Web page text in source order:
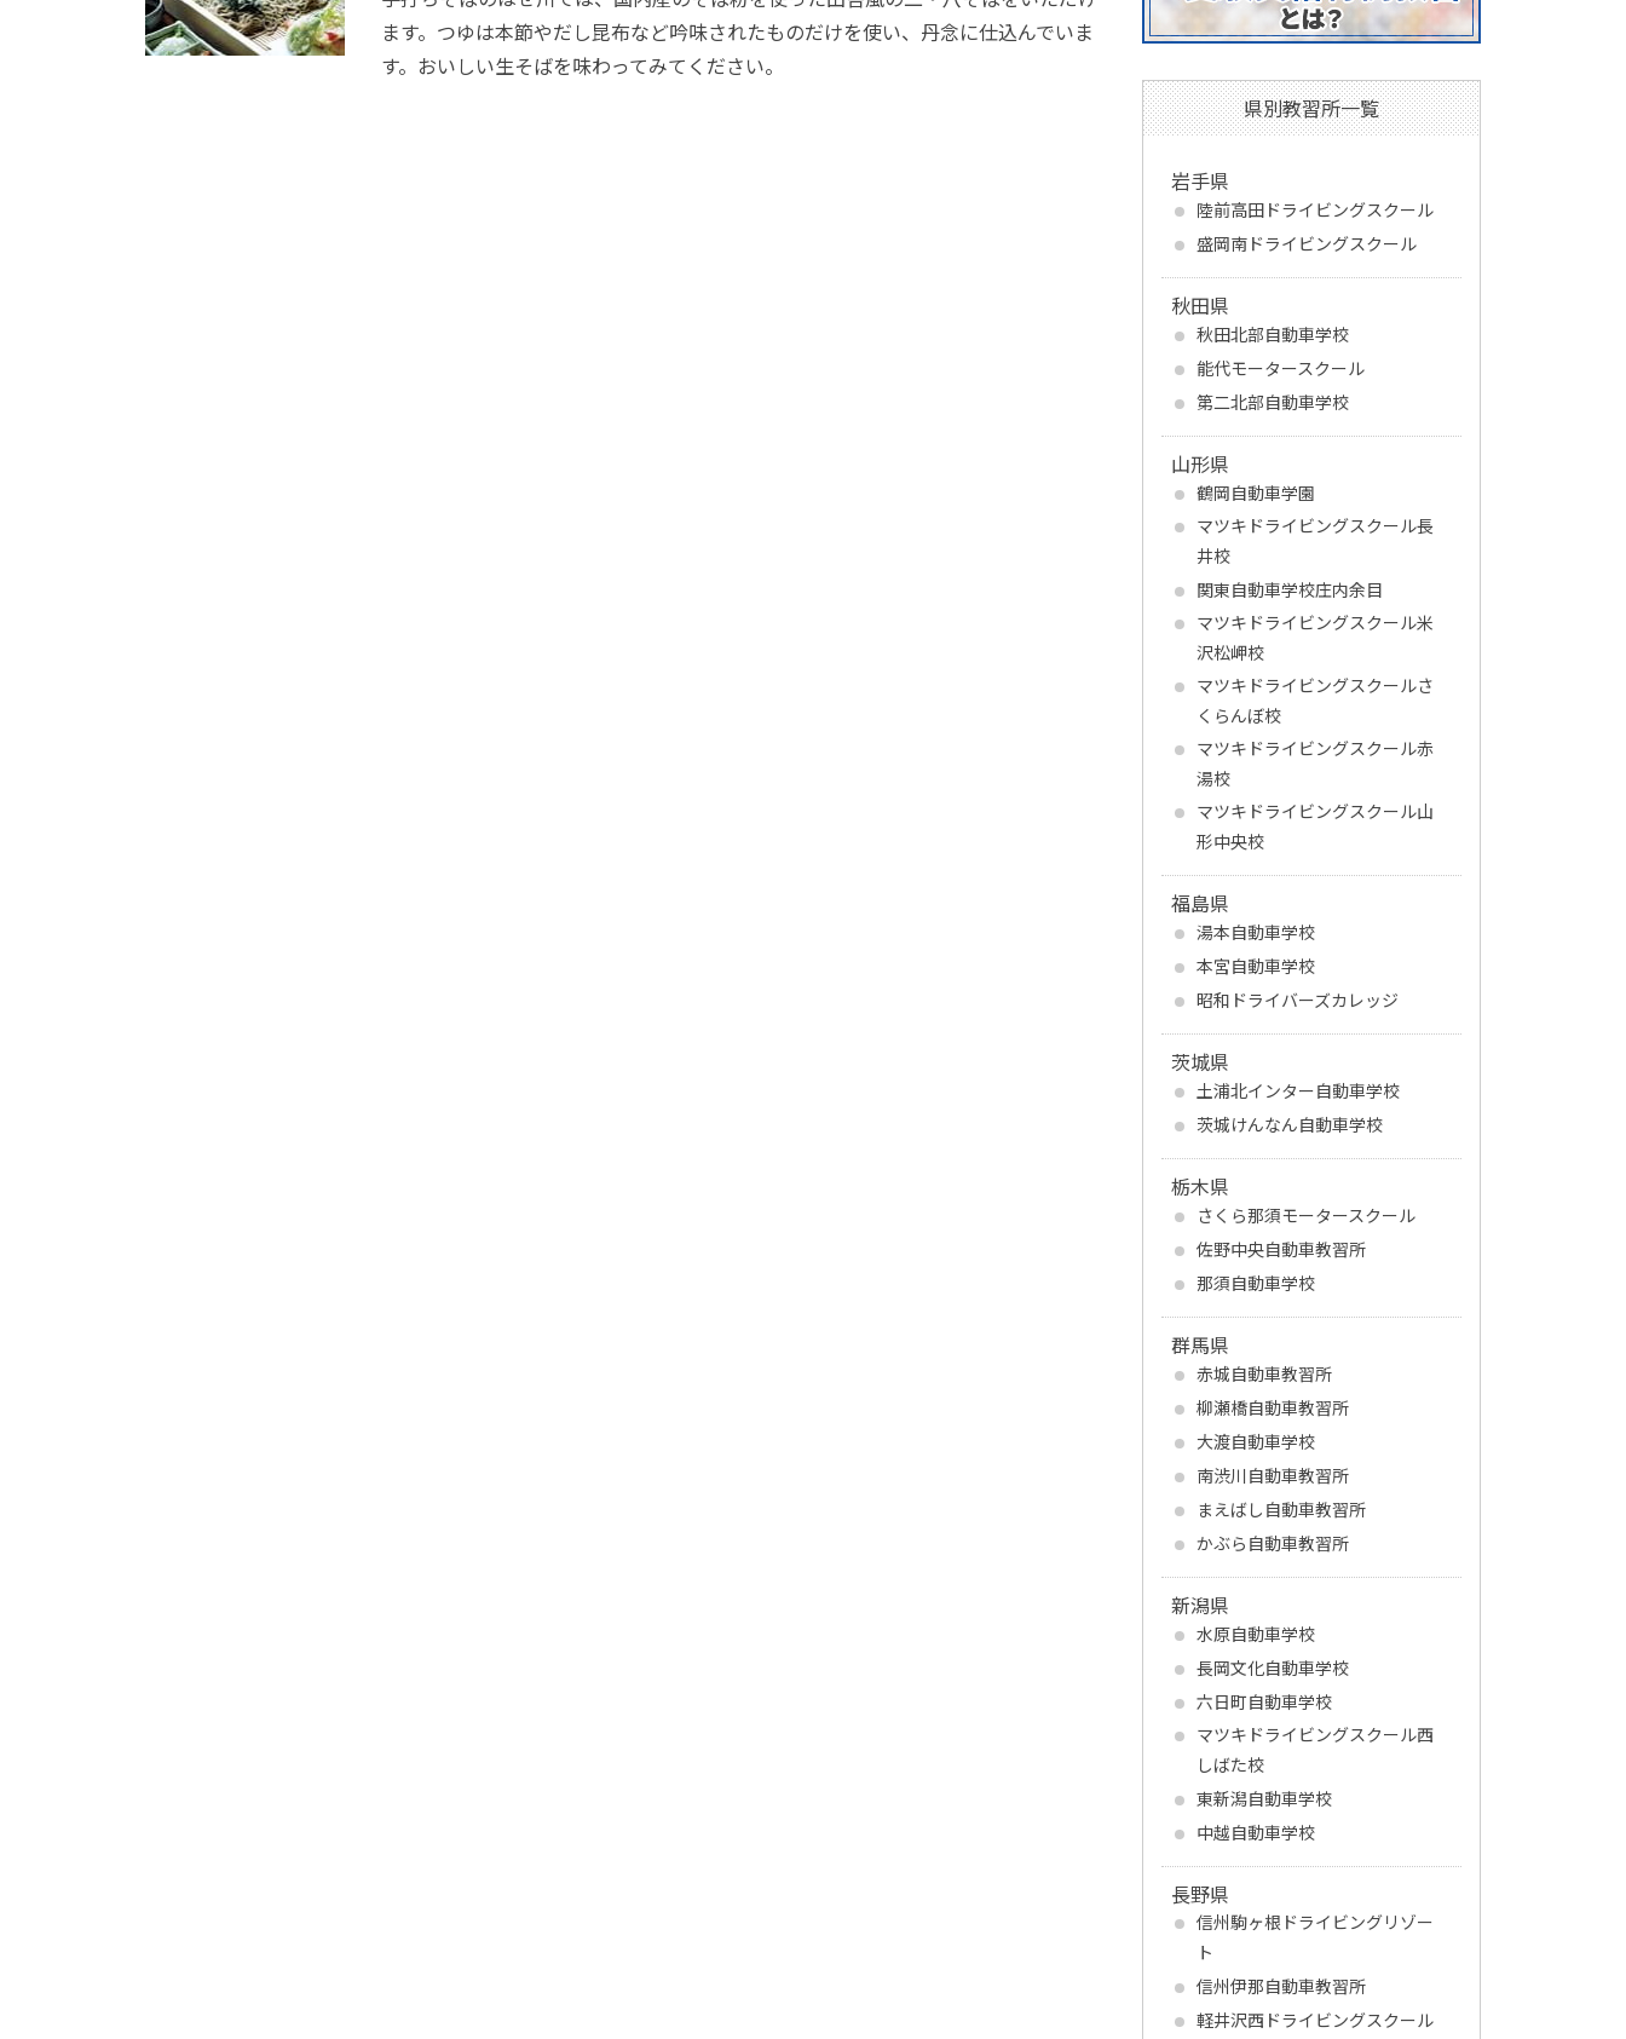
ます。つゆは本節やだし昆布など吟味されたものだけを使い、丹念に仕込んでいま
す。おいしい生そばを味わってみてください。
県別教習所一覧
岩手県
陸前高田ドライビングスクール
盛岡南ドライビングスクール
秋田県
秋田北部自動車学校
能代モータースクール
第二北部自動車学校
山形県
鶴岡自動車学園
マツキドライビングスクール長
井校
関東自動車学校庄内余目
マツキドライビングスクール米
沢松岬校
マツキドライビングスクールさ
くらんぼ校
マツキドライビングスクール赤
湯校
マツキドライビングスクール山
形中央校
福島県
湯本自動車学校
本宮自動車学校
昭和ドライバーズカレッジ
茨城県
土浦北インター自動車学校
茨城けんなん自動車学校
栃木県
さくら那須モータースクール
佐野中央自動車教習所
那須自動車学校
群馬県
赤城自動車教習所
柳瀬橋自動車教習所
大渡自動車学校
南渋川自動車教習所
まえばし自動車教習所
かぶら自動車教習所
新潟県
水原自動車学校
長岡文化自動車学校
六日町自動車学校
マツキドライビングスクール西
しばた校
東新潟自動車学校
中越自動車学校
長野県
信州駒ヶ根ドライビングリゾー
ト
信州伊那自動車教習所
軽井沢西ドライビングスクール